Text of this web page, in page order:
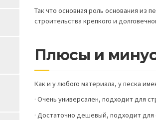
Так что основная роль основания из
строительства крепкого и
Плюсы и
Как и у любого материала, у песка
· Очень универсален, подходит для
· Достаточно дешевый, подходит